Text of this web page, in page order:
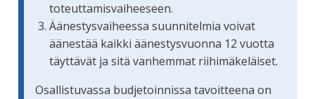
toteuttamisvaiheeseen.
Äänestysvaiheessa suunnitelmia voivat
äänestää kaikki äänestysvuonna 12 vuotta
täyttävät ja sitä vanhemmat riihimäkeläiset.
Osallistuvassa budjetoinnissa tavoitteena on